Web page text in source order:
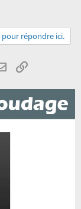
répondre ici.
Email